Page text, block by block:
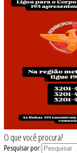
O que você procura?
Pesquisar por: